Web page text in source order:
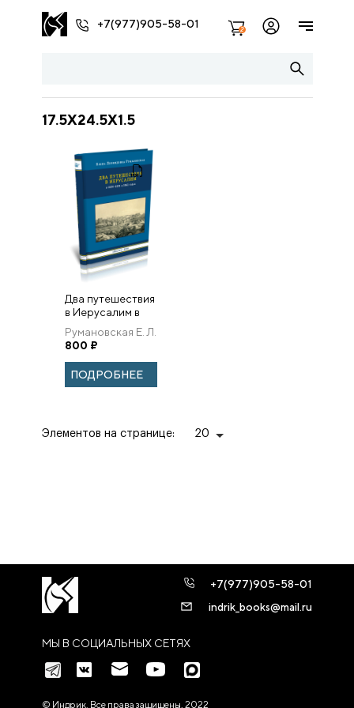
+7(977)905-58-01 2
17.5X24.5X1.5
Два путешествия
в Иерусалим в
1830–1831 и 1861
годах
Румановская Е. Л.
800 ₽
ПОДРОБНЕЕ
Элементов на странице: 20
МЫ В СОЦИАЛЬНЫХ СЕТЯХ
+7(977)905-58-01
indrik_books@mail.ru
© Индрик. Все права защищены, 2022